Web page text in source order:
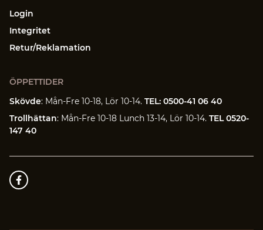
Login
Integritet
Retur/Reklamation
ÖPPETTIDER
Skövde: Mån-Fre 10-18, Lör 10-14. TEL: 0500-41 06 40
Trollhättan: Mån-Fre 10-18 Lunch 13-14, Lör 10-14. TEL 0520-
147 40